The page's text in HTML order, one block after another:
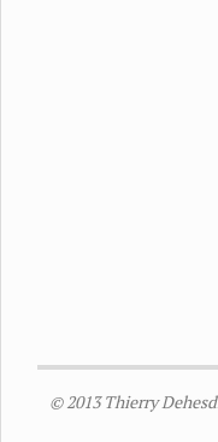
© 2013 Thierry